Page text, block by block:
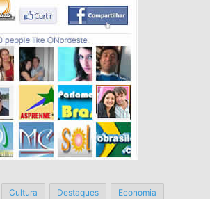
Cultura Destaques Economia